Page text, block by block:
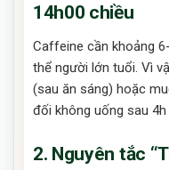
14h00 chiều
Caffeine cần khoảng
thể người lớn tuổi. Vì
(sau ăn sáng) hoặc
đối không uống sau 4h
2. Nguyên tắc